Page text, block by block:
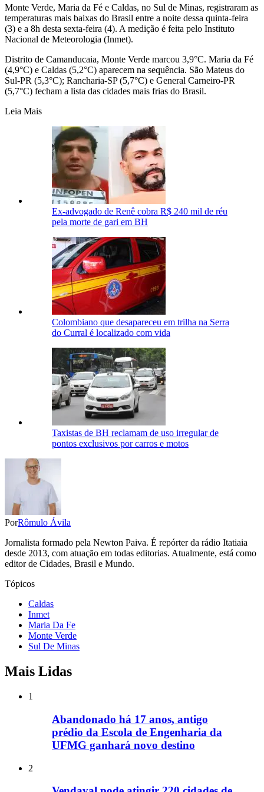
Monte Verde, Maria da Fé e Caldas, no Sul de Minas, registraram as
temperaturas mais baixas do Brasil entre a noite dessa quinta-feira
(3) e a 8h desta sexta-feira (4). A medição é feita pelo Instituto
Nacional de Meteorologia (Inmet).
Distrito de Camanducaia, Monte Verde marcou 3,9°C. Maria da Fé
(4,9°C) e Caldas (5,2°C) aparecem na sequência. São Mateus do
Sul-PR (5,3°C); Rancharia-SP (5,7°C) e General Carneiro-PR
(5,7°C) fecham a lista das cidades mais frias do Brasil.
Leia Mais
Ex-advogado de Renê cobra R$ 240 mil de réu
pela morte de gari em BH
Colombiano que desapareceu em trilha na Serra
do Curral é localizado com vida
Taxistas de BH reclamam de uso irregular de
pontos exclusivos por carros e motos
PorRômulo Ávila
Jornalista formado pela Newton Paiva. É repórter da rádio Itatiaia
desde 2013, com atuação em todas editorias. Atualmente, está como
editor de Cidades, Brasil e Mundo.
Tópicos
Caldas
Inmet
Maria Da Fe
Monte Verde
Sul De Minas
Mais Lidas
1
Abandonado há 17 anos, antigo
prédio da Escola de Engenharia da
UFMG ganhará novo destino
2